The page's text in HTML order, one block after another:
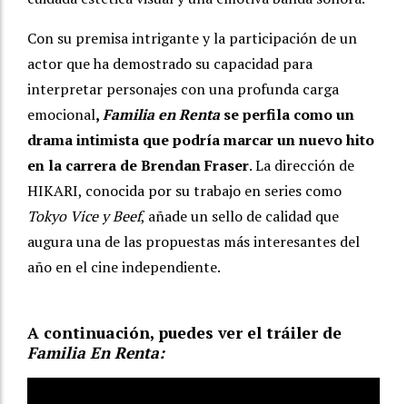
Con su premisa intrigante y la participación de un
actor que ha demostrado su capacidad para
interpretar personajes con una profunda carga
emocional,Familia en Renta se perfila como un
drama intimista que podría marcar un nuevo hito
en la carrera de Brendan Fraser. La dirección de
HIKARI, conocida por su trabajo en series como
Tokyo Vice y Beef, añade un sello de calidad que
augura una de las propuestas más interesantes del
año en el cine independiente.
A continuación, puedes ver el tráiler de
Familia En Renta: